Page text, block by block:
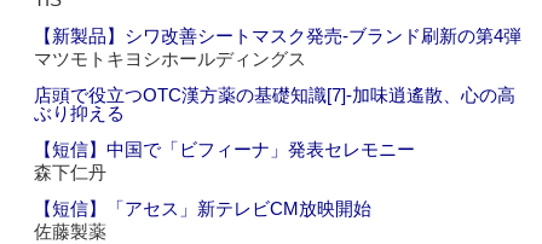
【新製品】シワ改善シートマスク発売‐ブランド刷新の第4弾
マツモトキヨシホールディングス
店頭で役立つOTC漢方薬の基礎知識[7]‐加味逍遙散、心の高
ぶり抑える
【短信】中国で「ビフィーナ」発表セレモニー
森下仁丹
【短信】「アセス」新テレビCM放映開始
佐藤製薬